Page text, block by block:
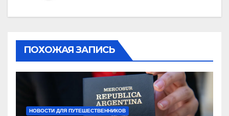
ПОХОЖАЯ ЗАПИСЬ
НОВОСТИ ДЛЯ ПУТЕШЕСТВЕННИКОВ